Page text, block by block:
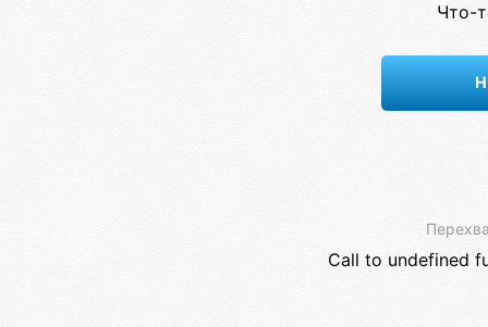
Что-
Call to undefined